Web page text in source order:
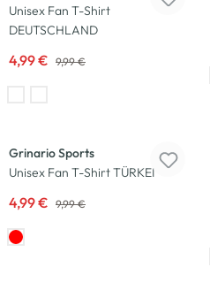
Unisex Fan T-Shirt
DEUTSCHLAND
4,99 € 9,99 €
Grinario Sports
Unisex Fan T-Shirt TÜRKEI
4,99 € 9,99 €